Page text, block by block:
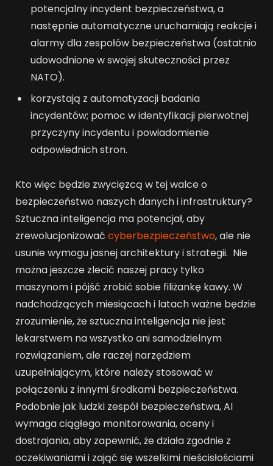
potencjalny incydent bezpieczeństwa, a
następnie automatyczne uruchamiają reakcje i
alarmy dla zespołów bezpieczeństwa (ostatnio
udowodnione w swojej skuteczności przez
NATO).
korzystają z automatyzacji badania
incydentów; pomoc w identyfikacji pierwotnej
przyczyny incydentu i powiadomienie
odpowiednich stron.
Kto więc będzie zwycięzcą w tej walce o
bezpieczeństwo naszych danych i infrastruktury?
Sztuczna inteligencja ma potencjał, aby
zrewolucjonizować cyberbezpieczeństwo, ale nie
usunie wymogu jasnej architektury i strategii. Nie
można jeszcze zlecić naszej pracy tylko
maszynom i pójść zrobić sobie filiżankę kawy. W
nadchodzących miesiącach i latach ważne będzie
zrozumienie, że sztuczna inteligencja nie jest
lekarstwem na wszystko ani samodzielnym
rozwiązaniem, ale raczej narzędziem
uzupełniającym, które należy stosować w
połączeniu z innymi środkami bezpieczeństwa.
Podobnie jak ludzki zespół bezpieczeństwa, AI
wymaga ciągłego monitorowania, oceny i
dostrajania, aby zapewnić, że działa zgodnie z
oczekiwaniami i zająć się wszelkimi nieścisłościami